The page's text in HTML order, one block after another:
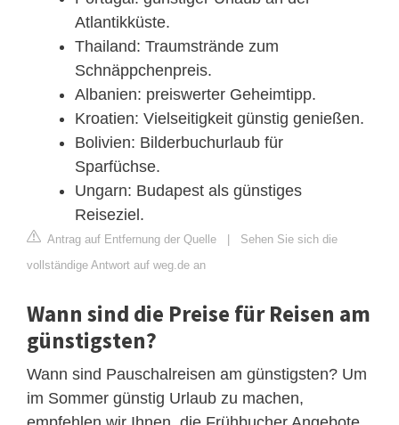
Atlantikküste.
Thailand: Traumstrände zum
Schnäppchenpreis.
Albanien: preiswerter Geheimtipp.
Kroatien: Vielseitigkeit günstig genießen.
Bolivien: Bilderbuchurlaub für
Sparfüchse.
Ungarn: Budapest als günstiges
Reiseziel.
Antrag auf Entfernung der Quelle | Sehen Sie sich die
vollständige Antwort auf weg.de an
Wann sind die Preise für Reisen am
günstigsten?
Wann sind Pauschalreisen am günstigsten? Um
im Sommer günstig Urlaub zu machen,